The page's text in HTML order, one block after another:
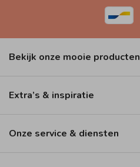
Bekijk onze mooie producten
Extra’s & inspiratie
Onze service & diensten